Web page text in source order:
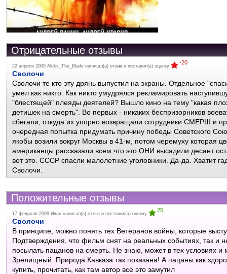
Отрицательные отзывы
22 апреля 2009 Aleks_The_Blade написал(а) отзыв и поставил(а) оценку
-20
Сволочи
Сволочи те кто эту дрянь выпустил на экраны. Отдельное
умел как никто. Как никто умудрялся рекламировать
"блестящей" плеяды деятелей? Вышло кино на тему "какая
детишек на смерть". Во первых - никаких беспризорников
сбегали, откуда их упорно возвращали сотрудники СМЕРШ и
очередная попытка придумать причину победы Советского
якобы возили вокруг Москвы в 41-м, потом черемуху которая
американцы рассказали всем что это ОНИ высадили десант
вот это. СССР спасли малолетние уголовники. Да-да. Хватит
Сволочи.
Положительные отзывы
17 февраля 2009 Иван написал(а) отзыв и поставил(а) оценку
25
Сволочи
В принципе, можно понять тех Ветеранов войны, которые
Подтверждения, что фильм снят на реальных событиях, так и
посылать пацанов на смерть. Не знаю, может в тех условиях
Зрелищный. Природа Кавказа так показана! А пацаны как
купить, прочитать, как там автор все это замутил